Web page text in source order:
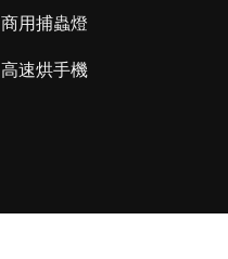
商用捕蟲燈
高速烘手機